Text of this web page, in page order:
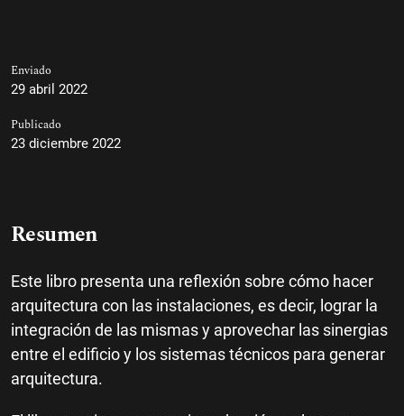
Enviado
29 abril 2022
Publicado
23 diciembre 2022
Resumen
Este libro presenta una reflexión sobre cómo hacer
arquitectura con las instalaciones, es decir, lograr la
integración de las mismas y aprovechar las sinergias
entre el edificio y los sistemas técnicos para generar
arquitectura.